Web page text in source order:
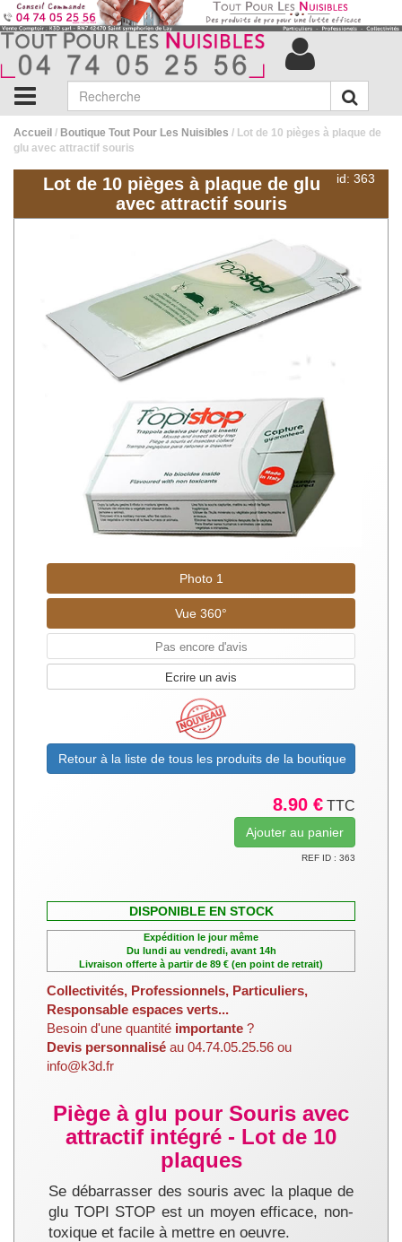
Accueil / Boutique Tout Pour Les Nuisibles / Lot de 10 pièges à plaque de
glu avec attractif souris
id: 363
Lot de 10 pièges à plaque de glu
avec attractif souris
Photo 1
Vue 360°
Pas encore d'avis
Ecrire un avis
Retour à la liste de tous les produits de la boutique
8.90 € TTC
REF ID : 363
DISPONIBLE EN STOCK
Expédition le jour même
Du lundi au vendredi, avant 14h
Livraison offerte à partir de 89 € (en point de retrait)
Collectivités, Professionnels, Particuliers,
Responsable espaces verts...
Besoin d'une quantité importante ?
Devis personnalisé au 04.74.05.25.56 ou
info@k3d.fr
Piège à glu pour Souris avec
attractif intégré - Lot de 10
plaques
Se débarrasser des souris avec la plaque de
glu TOPI STOP est un moyen efficace, non-
toxique et facile à mettre en oeuvre.